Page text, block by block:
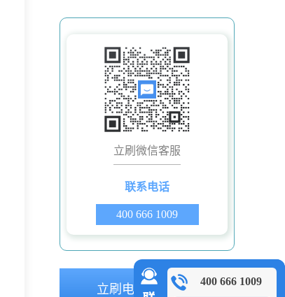
立刷微信客服
联系电话
400 666 1009
立刷电签推荐文章
400 666 1009